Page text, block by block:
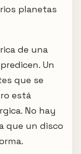
planetas
de una
Un
que se
está
No hay
que un disco